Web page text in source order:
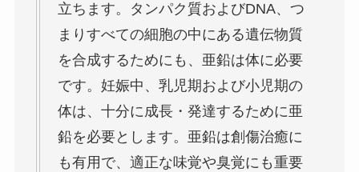
立ちます。タンパク質およびDNA、つ
まりすべての細胞の中にある遺伝物質
を合成するためにも、亜鉛は体に必要
です。妊娠中、乳児期および小児期の
体は、十分に成長・発達するために亜
鉛を必要とします。亜鉛は創傷治癒に
も有用で、適正な味覚や臭覚にも重要